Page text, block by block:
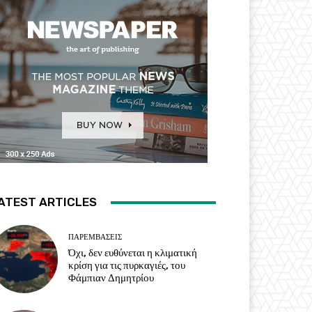
ARTICLES
ΠΑΡΕΜΒΑΣΕΙΣ
Όχι, δεν ευθύνεται η κλιματική
κρίση για τις πυρκαγιές, του
Φάμπιαν Δημητρίου